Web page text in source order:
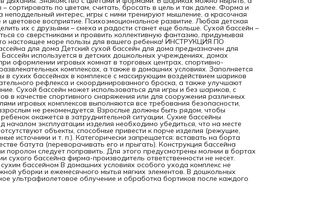
условиях. Заполняется бассейн шариками или игрушками.
Игры в сухих бассейнах в комплексе с массирующим
воздействием шариков способствуют отработке у детей
хватательного рефлекса и скоординированного броска, а
также улучшают самочувствие и эмоциональное состояние.
Сухой бассейн может использоваться для игры и без шариков,
с применением дополнительных элементов в качестве
спортивного снаряжения или для сооружения различных
фигур. Невзирая на то, что изготовителями игровых
комплексов выполняются все требования безопасности,
оставлять детей в них без присмотра взрослым не
рекомендуется. Взрослые должны быть рядом, чтобы
своевременно прийти на помощь, если ребенок окажется в
затруднительной ситуации. Сухие бассейны используются
внутри помещений. Перед началом эксплуатации изделия
необходимо убе­диться, что на месте проведения занятий (или
рядом с ним) отсутствуют объекты, способные привести к
порче изделия (режущие, колющие предметы,
высокотемпературные ис­точники и т. п.). Категорически
запрещается: вставать на борта бассейна, использовать
бассейн в качестве батута (переворачивать его и прыгать).
Конструкция бассейна позволяет разбирать его в случае,
если поролон следует поправить. Для этого предусмотрены
молнии в бортах и дне. При неправильном использовании
сухого бассейна фирма-производитель ответственности не
несет. Продукция сертифицирована. Уход за сухим бассейном
В домашних условиях особого ухода комплекс не требует –
сортировать по цветам, считать, бросать в цель и так далее. Форма и
интерес, игры с ними тренируют мышление, а красочная
цветовое восприятие. Психоэмоциональное развитие. Любая детская
их с друзьями – смеха и радости станет еще больше. Сухой бассейн –
со сверстниками и проявить коллективную фантазию, придумывая
настоящее море пользы для вашего ребенка! ИНСТРУКЦИЯ ПО
для дома Детский сухой бассейн для дома предназначен для
используется в детских дошкольных учреждениях, домах
оформлении игровых комнат в торговых центрах, спортивно-
комплексах, а также в домашних условиях. Заполняется
в сухих бассейнах в комплексе с массирующим воздействием шариков
рефлекса и скоординированного броска, а также улучшают
Сухой бассейн может использоваться для игры и без шариков, с
в качестве спортивного снаряжения или для сооружения различных
игровых комплексов выполняются все требования безопасности,
не рекомендуется. Взрослые должны быть рядом, чтобы
окажется в затруднительной ситуации. Сухие бассейны
началом эксплуатации изделия необходимо убе­диться, что на месте
объекты, способные привести к порче изделия (режущие,
ис­точники и т. п.). Категорически запрещается: вставать на борта
батута (переворачивать его и прыгать). Конструкция бассейна
поролон следует поправить. Для этого предусмотрены молнии в бортах
сухого бассейна фирма-производитель ответственности не несет.
бассейном В домашних условиях особого ухода комплекс не
уборки и ежемесячного мытья мягких элементов. В дошкольных
ультрафиолетовое облучение и обработка бортиков после каждого